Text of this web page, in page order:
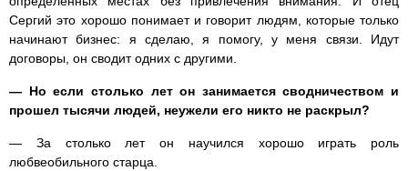
Сергий это хорошо понимает и говорит людям, которые только
начинают бизнес: я сделаю, я помогу, у меня связи. Идут
договоры, он сводит одних с другими.
— Но если столько лет он занимается сводничеством и
прошел тысячи людей, неужели его никто не раскрыл?
— За столько лет он научился хорошо играть роль
любвеобильного старца.